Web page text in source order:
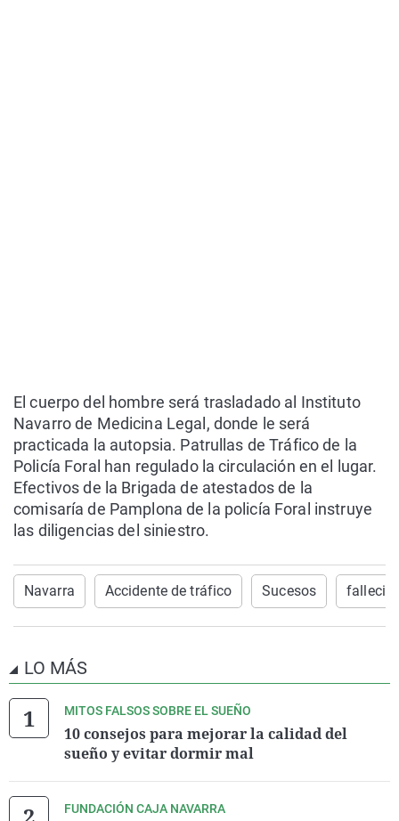
El cuerpo del hombre será trasladado al Instituto
Navarro de Medicina Legal, donde le será
practicada la autopsia. Patrullas de Tráfico de la
Policía Foral han regulado la circulación en el lugar.
Efectivos de la Brigada de atestados de la
comisaría de Pamplona de la policía Foral instruye
las diligencias del siniestro.
Navarra Accidente de tráfico Sucesos
LO MÁS
MITOS FALSOS SOBRE EL SUEÑO
10 consejos para mejorar la calidad del
sueño y evitar dormir mal
FUNDACIÓN CAJA NAVARRA